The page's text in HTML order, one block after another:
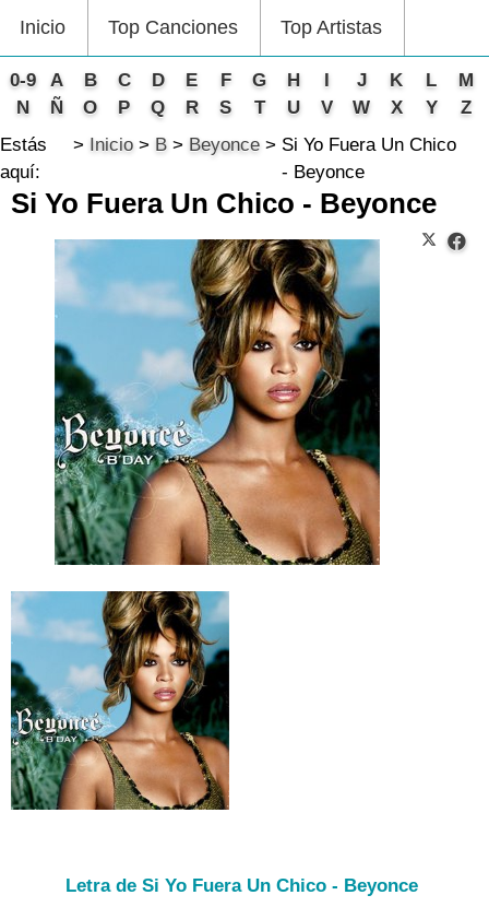
Inicio Top Canciones Top Artistas
0-9 A B C D E F G H I J K L
M
N
Ñ O P Q R S T U V W X Y
Z
Estás
aquí:
Inicio B Beyonce
Si Yo Fuera Un Chico
- Beyonce
Si Yo Fuera Un Chico - Beyonce
Letra de Si Yo Fuera Un Chico - Beyonce